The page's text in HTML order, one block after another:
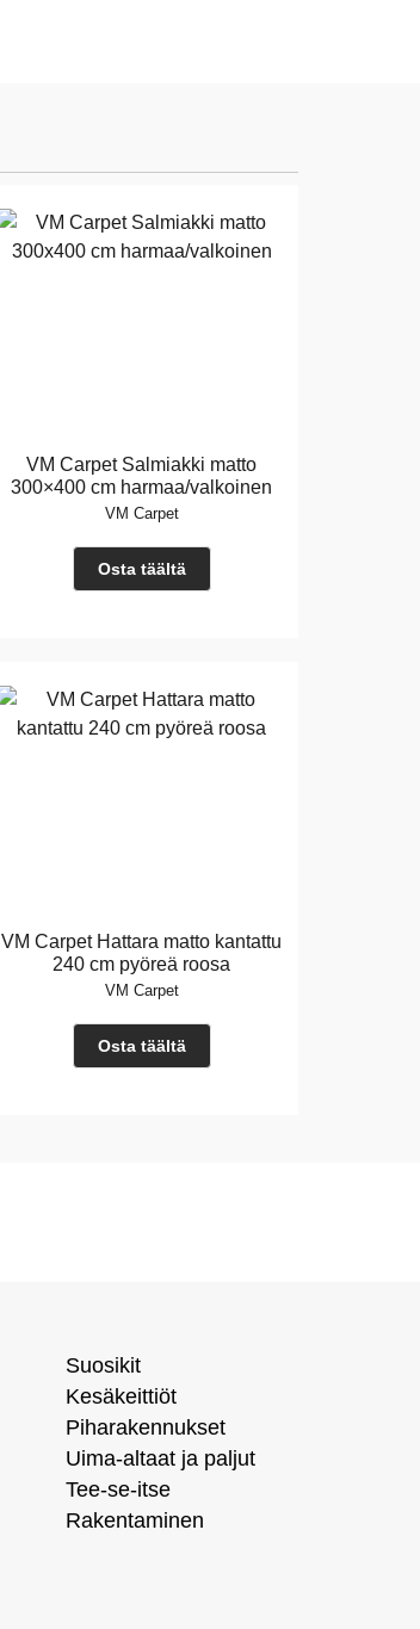
VM Carpet Salmiakki matto
300×400 cm harmaa/valkoinen
VM Carpet
Osta täältä
VM Carpet Hattara matto kantattu
240 cm pyöreä roosa
VM Carpet
Osta täältä
Suosikit
Kesäkeittiöt
Piharakennukset
Uima-altaat ja paljut
Tee-se-itse
Rakentaminen